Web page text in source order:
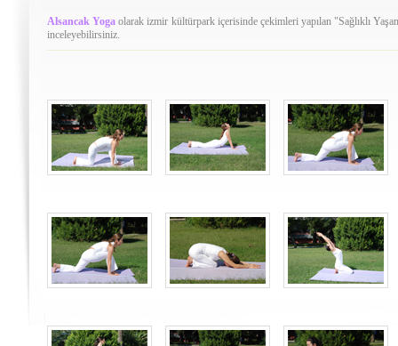
Alsancak Yogaolarak izmir kültürpark içerisinde çekimleri yapılan "Sağlıklı
inceleyebilirsiniz.